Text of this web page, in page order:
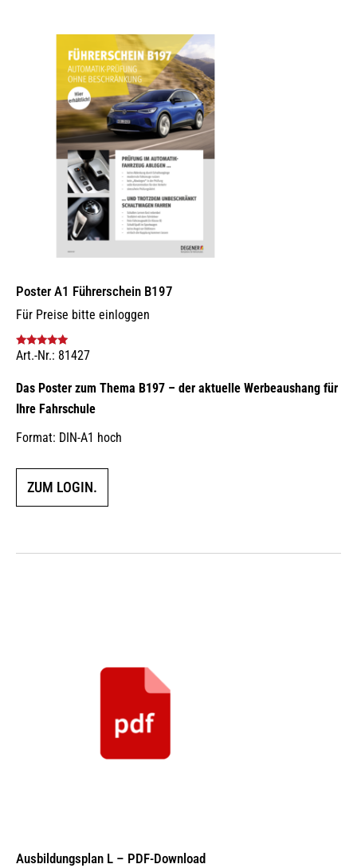
Poster A1 Führerschein B197
Für Preise bitte einloggen
Bewertet mit
Art.-Nr.: 81427
Das Poster zum Thema B197 – der aktuelle Werbeaushang für
Ihre Fahrschule
Format: DIN-A1 hoch
ZUM LOGIN.
Ausbildungsplan L – PDF-Download